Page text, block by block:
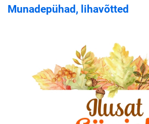
Munadepühad, lihavõtted